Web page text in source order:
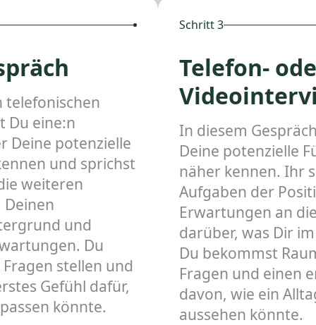
telefonischen
Du eine:n
Deine potenzielle
und sprichst
weiteren
Deinen
und
Du
stellen und
Gefühl dafür,
könnte.
Schritt 3
Telefon-
In diesem
Deine potenzielle
näher kennen. Ihr
Aufgaben der
Erwartungen an
darüber, was Dir
Du bekommst
Fragen und einen
davon, wie ein
aussehen könnte.